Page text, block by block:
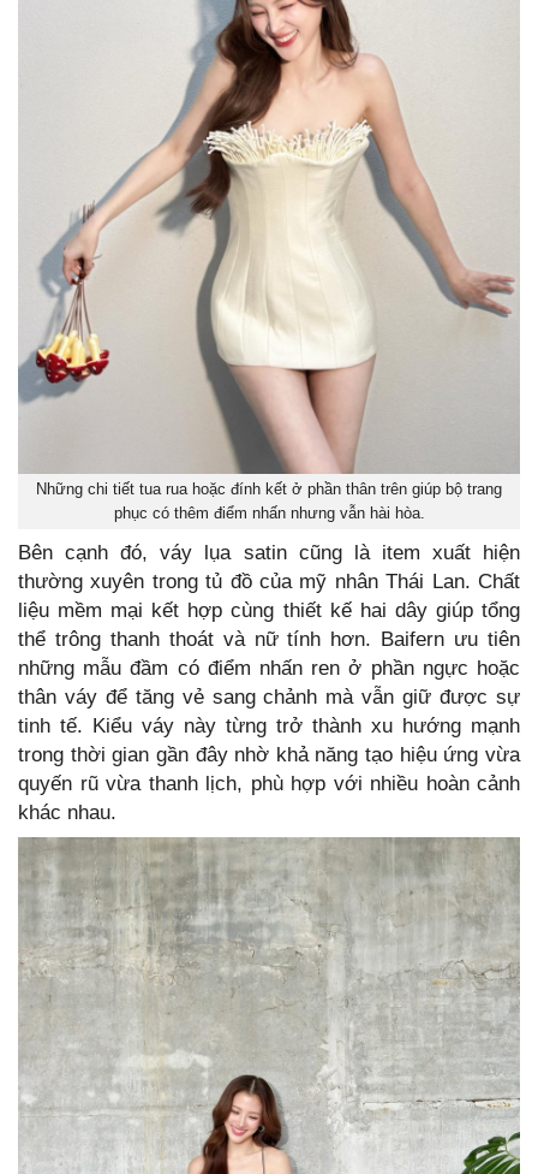
Những chi tiết tua rua hoặc đính kết ở phần thân trên giúp bộ trang
phục có thêm điểm nhấn nhưng vẫn hài hòa.
Bên cạnh đó, váy lụa satin cũng là item xuất hiện
thường xuyên trong tủ đồ của mỹ nhân Thái Lan. Chất
liệu mềm mại kết hợp cùng thiết kế hai dây giúp tổng
thể trông thanh thoát và nữ tính hơn. Baifern ưu tiên
những mẫu đầm có điểm nhấn ren ở phần ngực hoặc
thân váy để tăng vẻ sang chảnh mà vẫn giữ được sự
tinh tế. Kiểu váy này từng trở thành xu hướng mạnh
trong thời gian gần đây nhờ khả năng tạo hiệu ứng vừa
quyến rũ vừa thanh lịch, phù hợp với nhiều hoàn cảnh
khác nhau.